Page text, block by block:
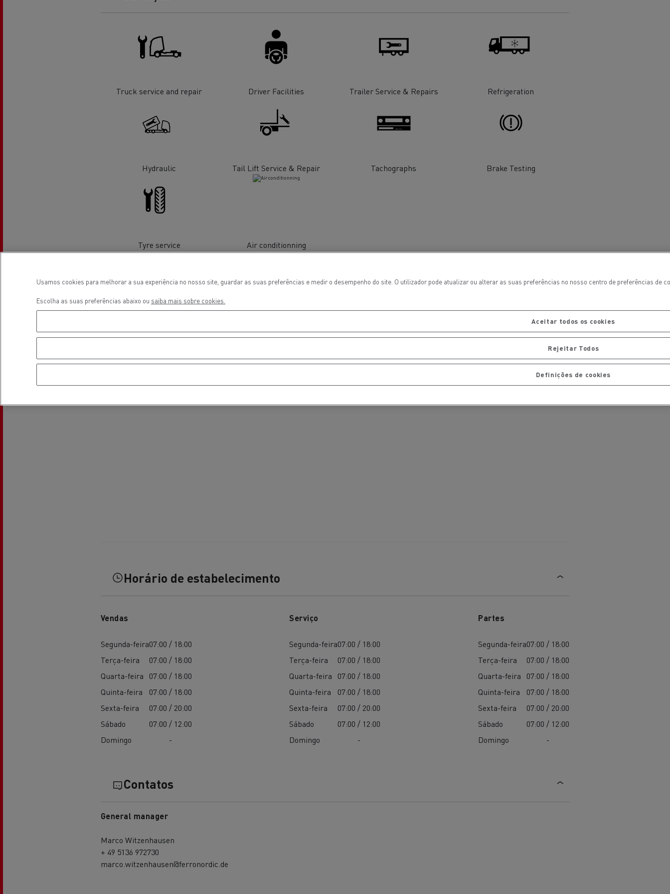
Renault Trucks E-tech
D Wide
T-Selection T 01 Racing
website Used Trucks By Renault
Serviços de Municípios
Serviços de emergência e
Sucção águas residuais Manutenção de pavimentos
Transporte em cisterna Transporte de madeira
Garantias do fabricante Renault
O sonho de um engenheiro
Design: a revolução do camião
Instalação e manutenção de infra-
estruturas de carregamento para
Truck service and repair Driver Facilities Trailer Service & Repairs Refrigeration
Hydraulic Tail Lift Service & Repair Tachographs Brake Testing
Tyre service Air conditionning
Localização
Horário de estabelecimento
Vendas
Segunda-feira07:00 / 18:00
Terça-feira
07:00 / 18:00
Quarta-feira
07:00 / 18:00
Quinta-feira
07:00 / 18:00
Sexta-feira
07:00 / 20:00
Sábado
07:00 / 12:00
Domingo
-
Serviço
Segunda-feira07:00 / 18:00
Terça-feira
07:00 / 18:00
Quarta-feira
07:00 / 18:00
Quinta-feira
07:00 / 18:00
Sexta-feira
07:00 / 20:00
Sábado
07:00 / 12:00
Domingo
-
Partes
Segunda-feira07:00 / 18:00
Terça-feira
07:00 / 18:00
Quarta-feira
07:00 / 18:00
Quinta-feira
07:00 / 18:00
Sexta-feira
07:00 / 20:00
Sábado
07:00 / 12:00
Domingo
-
Contatos
General manager
Marco Witzenhausen
+ 49 5136 972730
marco.witzenhausen@ferronordic.de
Usamos cookies para melhorar a sua experiência no nosso site, guardar as suas preferências e medir o desempenho do site. O utilizador pode atualizar ou alterar as suas preferências no nosso centro de preferências de
Escolha as suas preferências abaixo ou saiba mais sobre cookies.
Aceitar todos os cookies
Rejeitar Todos
Definições de cookies